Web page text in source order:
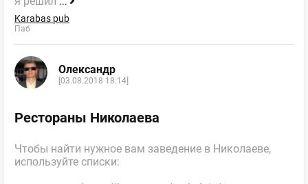
Karabas pub
Паб
Олександр
[03.08.2018 18:14]
Рестораны Николаева
Чтобы найти нужное вам заведение в Николаеве,
используйте списки: